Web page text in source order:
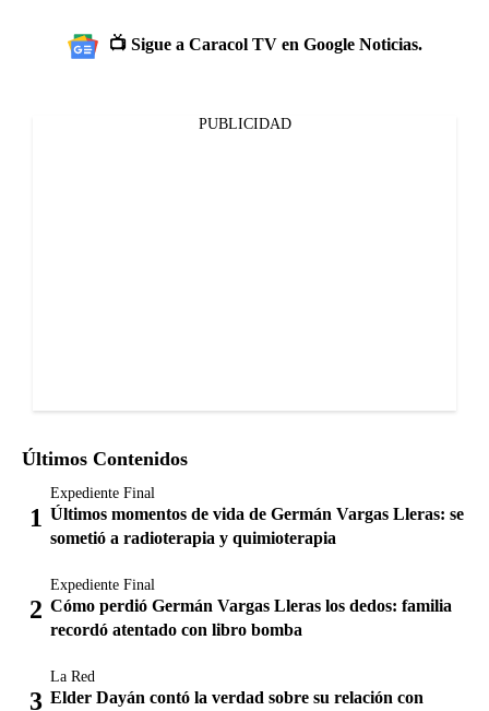
📺 Sigue a Caracol TV en Google Noticias.
PUBLICIDAD
Últimos Contenidos
Expediente Final
Últimos momentos de vida de Germán Vargas Lleras: se
sometió a radioterapia y quimioterapia
Expediente Final
Cómo perdió Germán Vargas Lleras los dedos: familia
recordó atentado con libro bomba
La Red
Elder Dayán contó la verdad sobre su relación con